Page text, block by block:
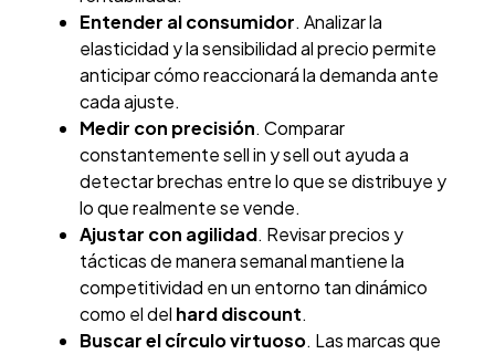
Entender al consumidor. Analizar la
elasticidad y la sensibilidad al precio permite
anticipar cómo reaccionará la demanda ante
cada ajuste.
Medir con precisión. Comparar
constantemente sell in y sell out ayuda a
detectar brechas entre lo que se distribuye y
lo que realmente se vende.
Ajustar con agilidad. Revisar precios y
tácticas de manera semanal mantiene la
competitividad en un entorno tan dinámico
como el del hard discount.
Buscar el círculo virtuoso. Las marcas que